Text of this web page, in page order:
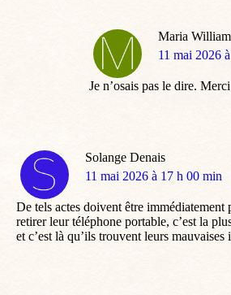
Maria William
dit
11 mai 2026
Je n’osais pas le dire.
Solange Denais
dit
11 mai 2026 à 17 h 00 min
De tels actes doivent être
retirer leur téléphone portable, c’est la
et c’est là qu’ils trouvent leurs mauvaises